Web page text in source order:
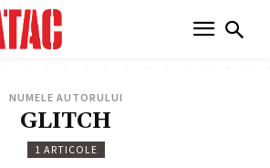
NUMELE AUTORULUI
GLITCH
1 ARTICOLE